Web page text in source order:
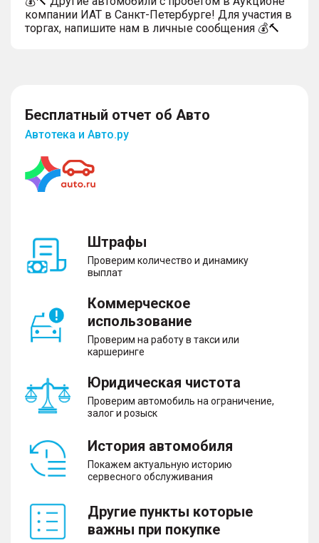
компании ИАТ в Санкт-Петербурге! Для участия в
торгах, напишите нам в личные сообщения 💰🔨
Бесплатный отчет об Авто
Автотека и Авто.ру
Штрафы
Проверим количество и динамику
выплат
Коммерческое
использование
Проверим на работу в такси или
каршеринге
Юридическая чистота
Проверим автомобиль на ограничение,
залог и розыск
История автомобиля
Покажем актуальную историю
сервесного обслуживания
Другие пункты которые
важны при покупке